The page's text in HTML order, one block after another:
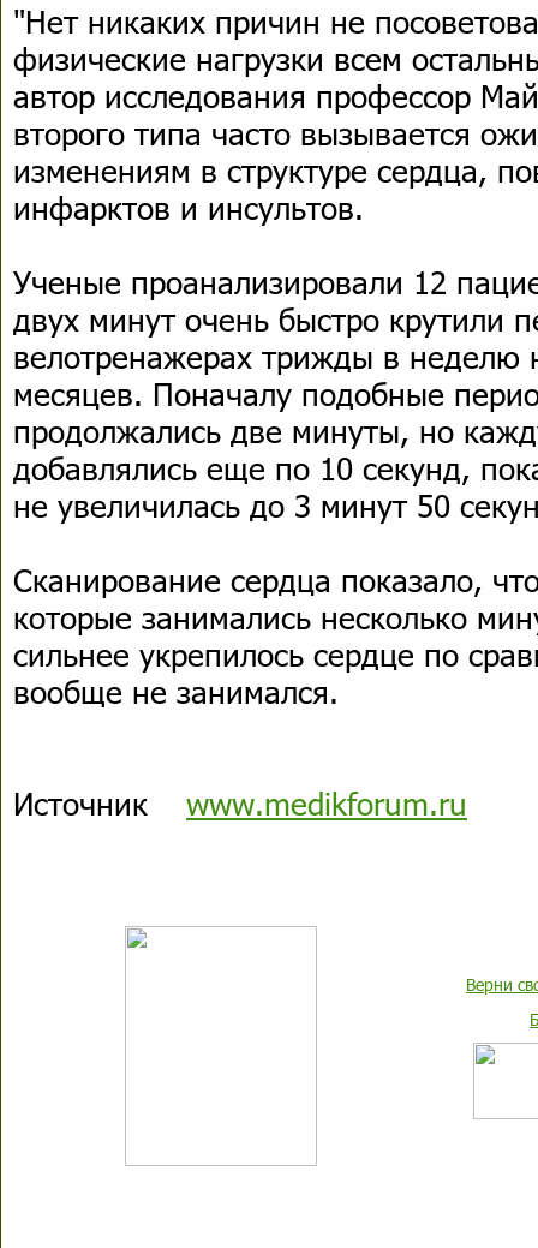
"Нет никаких причин не
физические нагрузки всем
автор исследования профессор
второго типа часто вызывается
изменениям в структуре сердца,
инфарктов и инсультов.
Ученые проанализировали 12
двух минут очень быстро крутили
велотренажерах трижды в неделю
месяцев. Поначалу подобные
продолжались две минуты, но
добавлялись еще по 10 секунд,
не увеличилась до 3 минут 50
Сканирование сердца показало,
которые занимались несколько
сильнее укрепилось сердце по
вообще не занимался.
Источник www.medikforum.ru
Верни